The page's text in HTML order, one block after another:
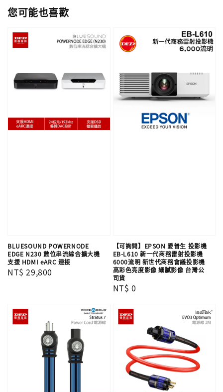
您可能也喜歡
BLUESOUND POWERNODE
EDGE N230 數位串流綜合擴大機
支援 HDMI eARC 連接
Regular
NT$ 29,800
【可詢問】EPSON 愛普生 投影機
EB-L610 新一代商務雷射投影機
6000流明 新世代商務會議投影機
高彩色亮度影像 細膩影像​ 台灣公
司貨
Regular
NT$ 0